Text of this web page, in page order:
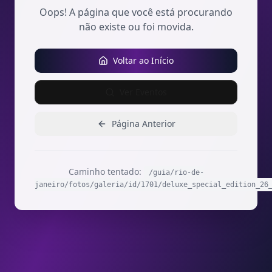
Oops! A página que você está procurando
não existe ou foi movida.
Voltar ao Início
Página Anterior
Caminho tentado:
/guia/rio-de-
janeiro/fotos/galeria/id/1701/